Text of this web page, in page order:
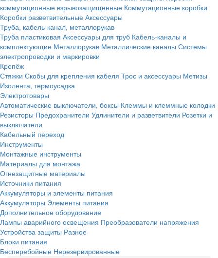
коммутационные взрывозащищенные Коммутационные коробки
Коробки разветвительные Аксессуары
Труба, кабель-канал, металлорукав
Труба пластиковая Аксессуары для труб Кабель-каналы и
комплектующие Металлорукав Металлические каналы Системы
электропроводки и маркировки
Крепёж
Стяжки Скобы для крепления кабеля Трос и аксессуары Метизы
Изолента, термоусадка
Электротовары
Автоматические выключатели, боксы Клеммы и клеммные колодки
Резисторы Предохранители Удлинители и разветвители Розетки и
выключатели
Кабельный переход
Инструменты
Монтажные инструменты
Материалы для монтажа
Огнезащитные материалы
Источники питания
Аккумуляторы и элементы питания
Аккумуляторы Элементы питания
Дополнительное оборудование
Лампы аварийного освещения Преобразователи напряжения
Устройства защиты Разное
Блоки питания
Бесперебойные Нерезервированные